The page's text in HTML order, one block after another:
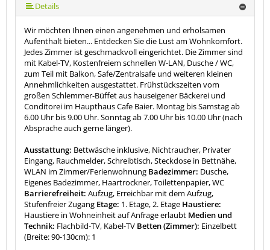
Details
Wir möchten Ihnen einen angenehmen und erholsamen
Aufenthalt bieten... Entdecken Sie die Lust am Wohnkomfort.
Jedes Zimmer ist geschmackvoll eingerichtet. Die Zimmer sind
mit Kabel-TV, Kostenfreiem schnellen W-LAN, Dusche / WC,
zum Teil mit Balkon, Safe/Zentralsafe und weiteren kleinen
Annehmlichkeiten ausgestattet. Frühstückszeiten vom
großen Schlemmer-Büffet aus hauseigener Bäckerei und
Conditorei im Haupthaus Cafe Baier. Montag bis Samstag ab
6.00 Uhr bis 9.00 Uhr. Sonntag ab 7.00 Uhr bis 10.00 Uhr (nach
Absprache auch gerne länger).
Ausstattung: Bettwäsche inklusive, Nichtraucher, Privater
Eingang, Rauchmelder, Schreibtisch, Steckdose in Bettnähe,
WLAN im Zimmer/Ferienwohnung Badezimmer: Dusche,
Eigenes Badezimmer, Haartrockner, Toilettenpapier, WC
Barrierefreiheit: Aufzug, Erreichbar mit dem Aufzug,
Stufenfreier Zugang Etage: 1. Etage, 2. Etage Haustiere:
Haustiere in Wohneinheit auf Anfrage erlaubt Medien und
Technik: Flachbild-TV, Kabel-TV Betten (Zimmer): Einzelbett
(Breite: 90-130cm): 1